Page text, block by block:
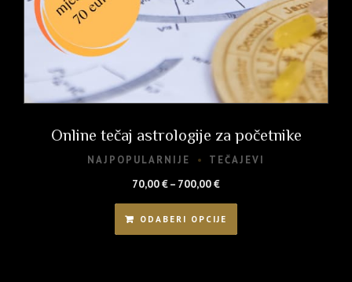
Online tečaj astrologije za početnike
NAJPOPULARNIJE TEČAJEVI
70,00€– 700,00€Raspon
cijena:
od
70,00 €
ODABERI OPCIJE
proizvod